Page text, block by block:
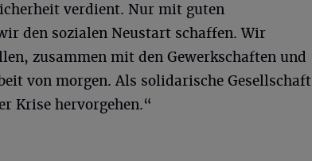
verdient. Nur mit guten
den sozialen Neustart schaffen. Wir
zusammen mit den Gewerkschaften und
von morgen. Als solidarische Gesellschaft
Krise hervorgehen.“